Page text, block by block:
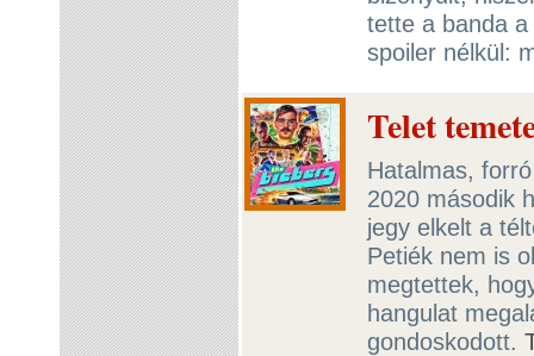
tette a banda
spoiler nélkül:
Telet
Hatalmas,
2020 második
jegy elkelt a
Petiék nem is
megtettek,
hangulat
gondoskodott.